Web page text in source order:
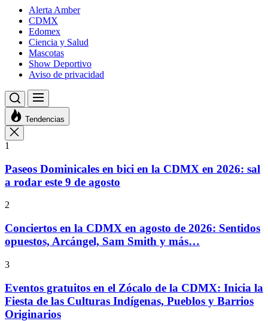
Alerta Amber
CDMX
Edomex
Ciencia y Salud
Mascotas
Show Deportivo
Aviso de privacidad
Tendencias
1
Paseos Dominicales en bici en la CDMX en 2026: sal
a rodar este 9 de agosto
2
Conciertos en la CDMX en agosto de 2026: Sentidos
opuestos, Arcángel, Sam Smith y más…
3
Eventos gratuitos en el Zócalo de la CDMX: Inicia la
Fiesta de las Culturas Indígenas, Pueblos y Barrios
Originarios